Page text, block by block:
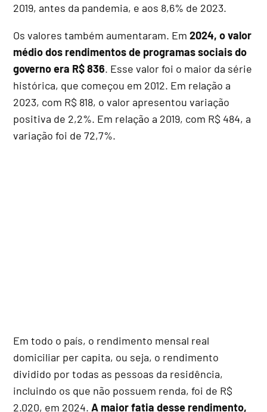
2019, antes da pandemia, e aos 8,6% de 2023.
Os valores também aumentaram. Em2024, o valor
médio dos rendimentos de programas sociais do
governo era R$ 836. Esse valor foi o maior da série
histórica, que começou em 2012. Em relação a
2023, com R$ 818, o valor apresentou variação
positiva de 2,2%. Em relação a 2019, com R$ 484, a
variação foi de 72,7%.
Em todo o país, o rendimento mensal real
domiciliar per capita, ou seja, o rendimento
dividido por todas as pessoas da residência,
incluindo os que não possuem renda, foi de R$
2.020, em 2024.A maior fatia desse rendimento,